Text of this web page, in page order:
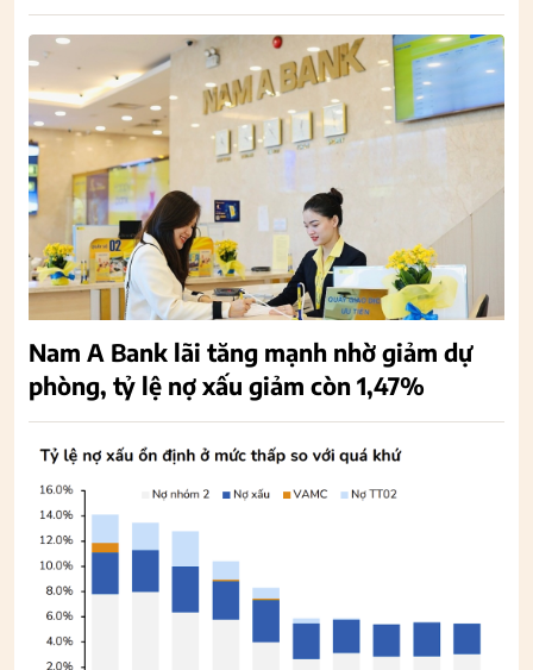
Nam A Bank lãi tăng mạnh nhờ giảm dự
phòng, tỷ lệ nợ xấu giảm còn 1,47%